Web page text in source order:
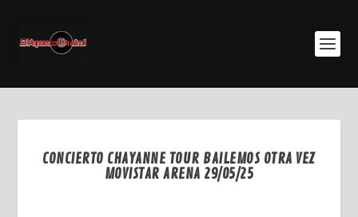
CONCIERTO CHAYANNE TOUR BAILEMOS OTRA VEZ
MOVISTAR ARENA 29/05/25